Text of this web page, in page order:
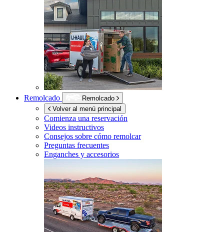
Remolcado
Remolcado
Volver al menú principal
Comienza una reservación
Videos instructivos
Consejos sobre cómo remolcar
Preguntas frecuentes
Enganches y accesorios